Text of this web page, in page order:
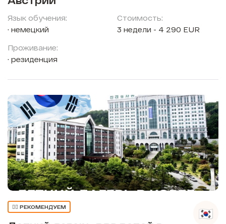
Язык обучения:
немецкий
Проживание:
резиденция
Стоимость:
3 недели - 4 290 EUR
👍🏼 РЕКОМЕНДУЕМ